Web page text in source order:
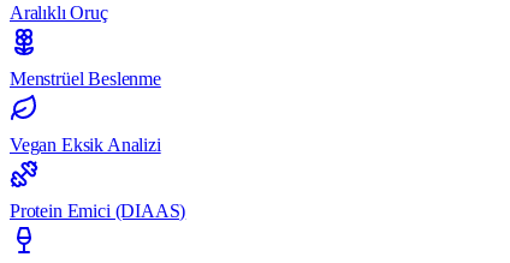
Aralıklı Oruç
Menstrüel Beslenme
Vegan Eksik Analizi
Protein Emici (DIAAS)